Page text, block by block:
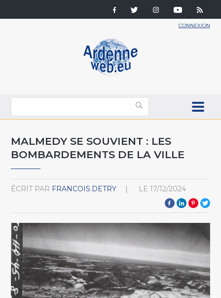
CONNEXION
MALMEDY SE SOUVIENT : LES
BOMBARDEMENTS DE LA VILLE
ÉCRIT PAR FRANCOIS.DETRY LE 17/12/2024